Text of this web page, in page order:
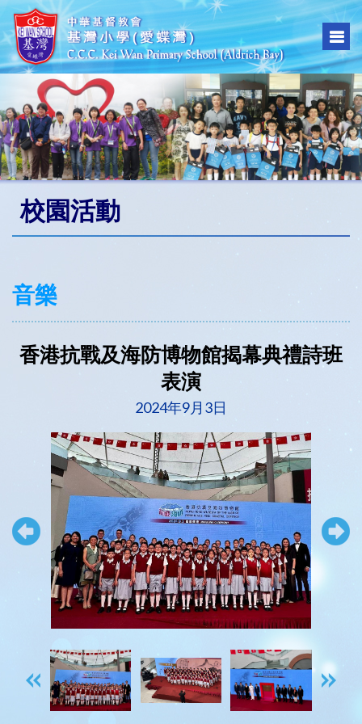
校園活動
音樂
香港抗戰及海防博物館揭幕典禮詩班
表演
2024年9月3日